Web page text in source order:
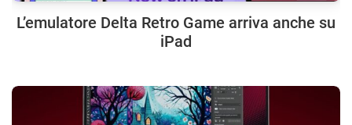
L’emulatore Delta Retro Game arriva anche su
iPad